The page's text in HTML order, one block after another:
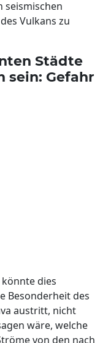
seismischen
Vulkans zu
Städte
sein: Gefahr
dies
Besonderheit des
austritt, nicht
wäre, welche
von den nach